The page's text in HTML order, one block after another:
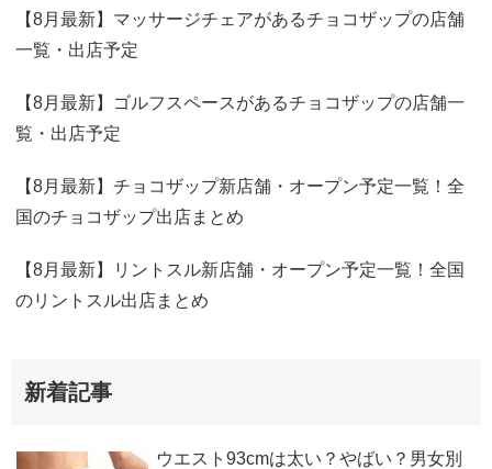
【8月最新】マッサージチェアがあるチョコザップの店舗
一覧・出店予定
【8月最新】ゴルフスペースがあるチョコザップの店舗一
覧・出店予定
【8月最新】チョコザップ新店舗・オープン予定一覧！全
国のチョコザップ出店まとめ
【8月最新】リントスル新店舗・オープン予定一覧！全国
のリントスル出店まとめ
新着記事
ウエスト93cmは太い？やばい？男女別